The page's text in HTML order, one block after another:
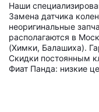
Наши
Замена датчика
неоригинальные
располагаются в
(Химки, Балашиха).
Скидки постоянным
Фиат Панда: низкие